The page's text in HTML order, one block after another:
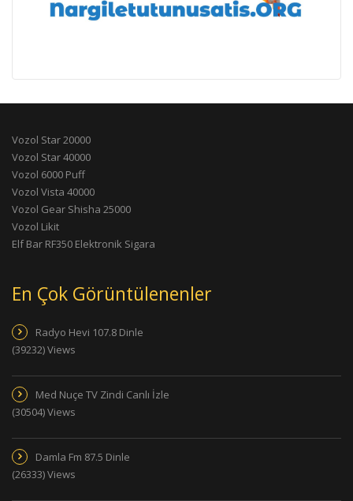
Vozol Star 20000
Vozol Star 40000
Vozol 6000 Puff
Vozol Vista 40000
Vozol Gear Shisha 25000
Vozol Likit
Elf Bar RF350 Elektronik Sigara
En Çok Görüntülenenler
Radyo Hevi 107.8 Dinle
(39232) Views
Med Nuçe TV Zindi Canlı İzle
(30504) Views
Damla Fm 87.5 Dinle
(26333) Views